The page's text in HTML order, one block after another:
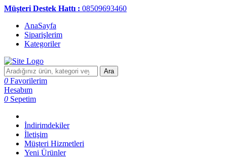
Müşteri Destek Hattı : 08509693460
AnaSayfa
Siparişlerim
Kategoriler
Ara
0 Favorilerim
Hesabım
0 Sepetim
İndirimdekiler
İletişim
Müşteri Hizmetleri
Yeni Ürünler